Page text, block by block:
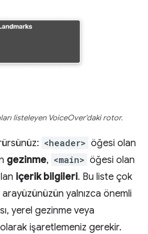
listeleyen VoiceOver'daki rotor.
<header> öğesi olan
gezinme, <main> öğesi olan
içerik bilgileri. Bu liste çok
arayüzünüzün yalnızca önemli
yerel gezinme veya
işaretlemeniz gerekir.